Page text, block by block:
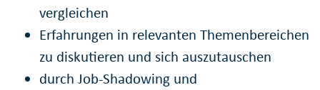
vergleichen
Erfahrungen in relevanten Themenbereichen
zu diskutieren und sich auszutauschen
durch Job-Shadowing und